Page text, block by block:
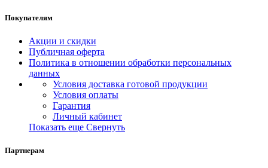
Покупателям
Акции и скидки
Публичная оферта
Политика в отношении обработки персональных
данных
Условия доставка готовой продукции
Условия оплаты
Гарантия
Личный кабинет
Показать еще Свернуть
Партнерам